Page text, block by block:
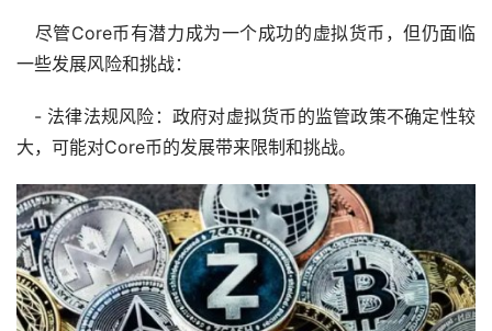
尽管Core币有潜力成为一个成功的虚拟货币，但仍面临
一些发展风险和挑战：
- 法律法规风险：政府对虚拟货币的监管政策不确定性较
大，可能对Core币的发展带来限制和挑战。